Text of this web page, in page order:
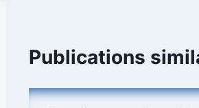
Publications